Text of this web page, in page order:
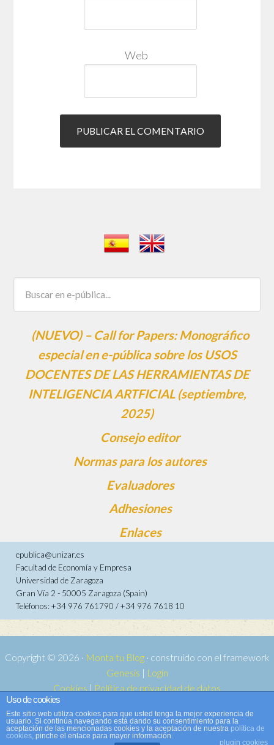
Web
(NUEVO) – Call for Papers: Monográfico
especial en e-pública sobre los USOS
DOCENTES DE LAS HERRAMIENTAS DE
INTELIGENCIA ARTFICIAL (septiembre,
2025)
Consejo editor
Normas para los autores
Evaluadores
Adhesiones
Enlaces
epublica@unizar.es
Facultad de Economía y Empresa
Universidad de Zaragoza
Gran Vía 2 - 50005 Zaragoza (Spain)
Teléfonos: +34 976 761790 / +34 976 7618 10
Copyright © 2026 · Monta tu Blog· construido con el framework
Genesis | Login
Cookies | Política de privacidad de datos
Copyright © 2026 ·
WordPress·Acceder
Uso de cookies
Este sitio web utiliza cookies para que usted tenga la mejor experiencia de
usuario. Si continúa navegando está dando su consentimiento para la
aceptación de las mencionadas cookies y la aceptación de nuestra política de
cookies, pinche el enlace para mayor información.
plugin cookies